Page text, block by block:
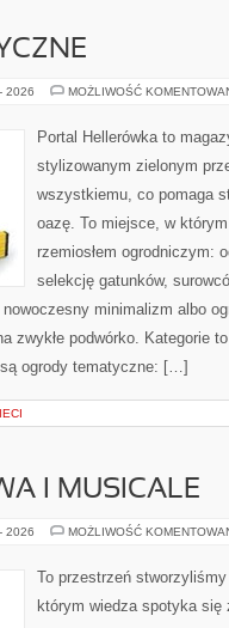
2026 MOŻLIWOŚĆ
Portal Hellerówka to
stylizowanym zielonym
wszystkiemu, co pomaga
oazę. To miejsce, w
rzemiosłem ogrodniczym:
selekcję gatunków,
minimalizm albo
zwykłe podwórko. Kategorie
ogrody tematyczne: […]
I MUSICALE
2026 MOŻLIWOŚĆ
To przestrzeń
którym wiedza spotyka